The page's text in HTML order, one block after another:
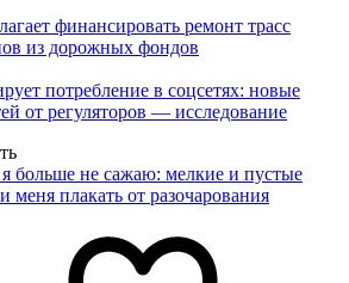
финансировать ремонт трасс
из дорожных фондов
потребление в соцсетях: новые
от регуляторов — исследование
больше не сажаю: мелкие и пустые
меня плакать от разочарования